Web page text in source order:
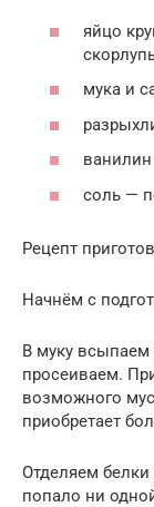
яйцо
мука и
соль —
Рецепт
Начнём с
В муку
просеиваем.
возможного
приобретает
Отделяем белки
попало ни